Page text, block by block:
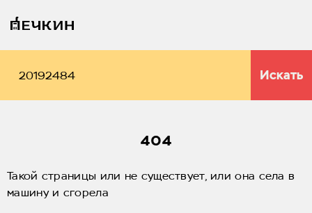
Искать
404
Такой страницы или не существует, или она села в
машину и сгорела